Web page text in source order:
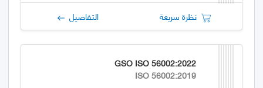
نظرة سريعة التفاصيل
GSO ISO 56002:2022
ISO 56002:2019